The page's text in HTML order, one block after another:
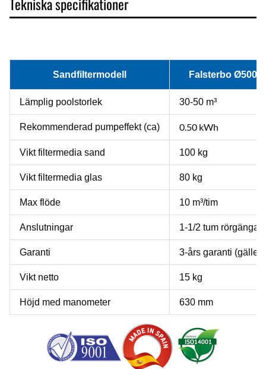
Sandfiltermodell Falsterbo Ø500
Lämplig poolstorlek 30-50 m³
Rekommenderad pumpeffekt (ca) 0.50 kWh
Vikt filtermedia sand 100 kg
Vikt filtermedia glas 80 kg
Max flöde 10 m³/tim
Anslutningar 1-1/2 tum rörgänga
Garanti 3-års garanti (gäller
Vikt netto 15 kg
Höjd med manometer 630 mm